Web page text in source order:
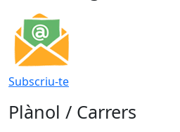
Subscriu-te
Plànol / Carrers